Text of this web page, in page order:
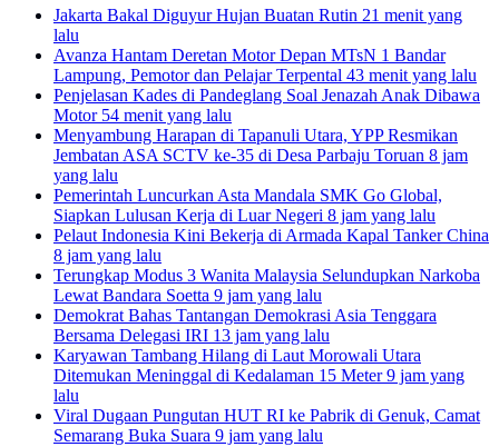
Jakarta Bakal Diguyur Hujan Buatan Rutin 21 menit yang
lalu
Avanza Hantam Deretan Motor Depan MTsN 1 Bandar
Lampung, Pemotor dan Pelajar Terpental 43 menit yang lalu
Penjelasan Kades di Pandeglang Soal Jenazah Anak Dibawa
Motor 54 menit yang lalu
Menyambung Harapan di Tapanuli Utara, YPP Resmikan
Jembatan ASA SCTV ke-35 di Desa Parbaju Toruan 8 jam
yang lalu
Pemerintah Luncurkan Asta Mandala SMK Go Global,
Siapkan Lulusan Kerja di Luar Negeri 8 jam yang lalu
Pelaut Indonesia Kini Bekerja di Armada Kapal Tanker China
8 jam yang lalu
Terungkap Modus 3 Wanita Malaysia Selundupkan Narkoba
Lewat Bandara Soetta 9 jam yang lalu
Demokrat Bahas Tantangan Demokrasi Asia Tenggara
Bersama Delegasi IRI 13 jam yang lalu
Karyawan Tambang Hilang di Laut Morowali Utara
Ditemukan Meninggal di Kedalaman 15 Meter9 jam yang
lalu
Viral Dugaan Pungutan HUT RI ke Pabrik di Genuk, Camat
Semarang Buka Suara 9 jam yang lalu